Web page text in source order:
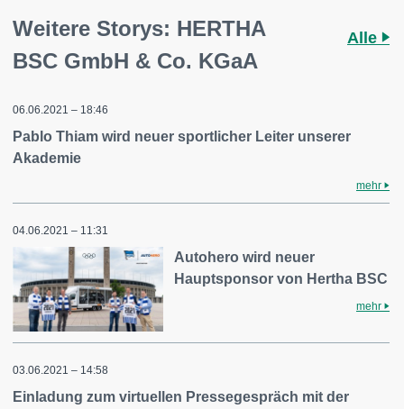
Weitere Storys: HERTHA
BSC GmbH & Co. KGaA
Alle
06.06.2021 – 18:46
Pablo Thiam wird neuer sportlicher Leiter unserer
Akademie
mehr
04.06.2021 – 11:31
Autohero wird neuer
Hauptsponsor von Hertha BSC
mehr
03.06.2021 – 14:58
Einladung zum virtuellen Pressegespräch mit der